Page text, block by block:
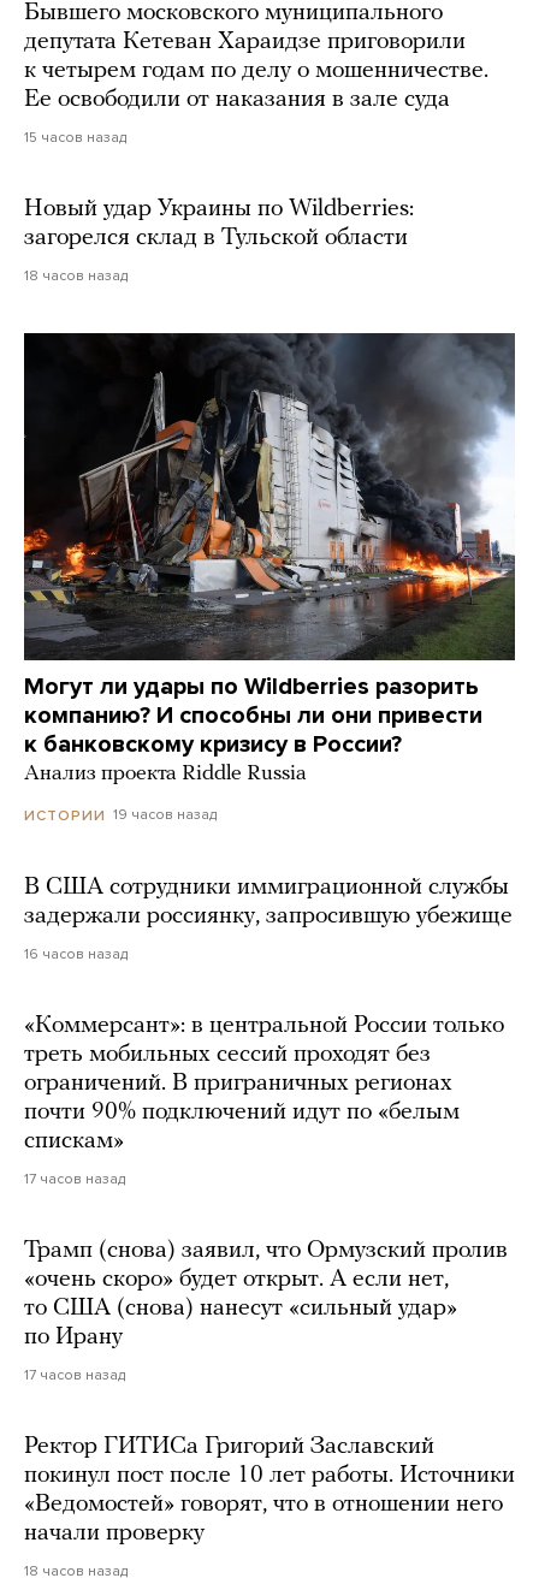
Бывшего московского муниципального
депутата Кетеван Хараидзе приговорили
к четырем годам по делу о мошенничестве.
Ее освободили от наказания в зале суда
15 часов назад
Новый удар Украины по Wildberries:
загорелся склад в Тульской области
18 часов назад
Могут ли удары по Wildberries разорить
компанию? И способны ли они привести
к банковскому кризису в России?
Анализ проекта Riddle Russia
ИСТОРИИ 19 часов назад
В США сотрудники иммиграционной службы
задержали россиянку, запросившую убежище
16 часов назад
«Коммерсант»: в центральной России только
треть мобильных сессий проходят без
ограничений. В приграничных регионах
почти 90% подключений идут по «белым
спискам»
17 часов назад
Трамп (снова) заявил, что Ормузский пролив
«очень скоро» будет открыт. А если нет,
то США (снова) нанесут «сильный удар»
по Ирану
17 часов назад
Ректор ГИТИСа Григорий Заславский
покинул пост после 10 лет работы. Источники
«Ведомостей» говорят, что в отношении него
начали проверку
18 часов назад